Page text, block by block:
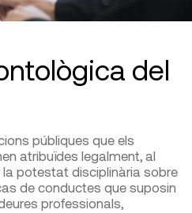
del
públiques que els
atribuïdes legalment, al
potestat disciplinària sobre
de conductes que suposin
professionals,